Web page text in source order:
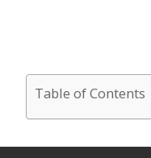
Table of Contents